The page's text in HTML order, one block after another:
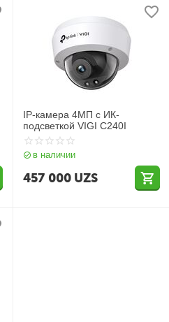
IP-камера 4МП с ИК-
подсветкой VIGI C240I
в наличии
457 000 UZS